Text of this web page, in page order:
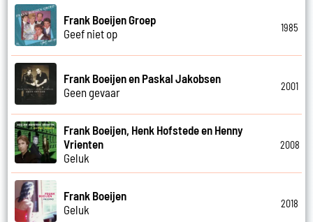
Frank Boeijen Groep
Geef niet op
1985
Frank Boeijen en Paskal Jakobsen
Geen gevaar
2001
Frank Boeijen, Henk Hofstede en Henny
Vrienten
Geluk
2008
Frank Boeijen
Geluk
2018